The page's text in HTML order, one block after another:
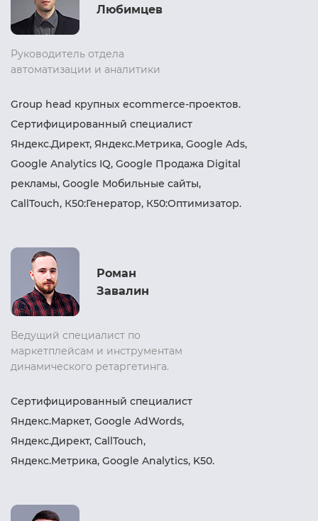
Любимцев
Руководитель отдела
автоматизации и аналитики
Group head крупных ecommerce-проектов.
Сертифицированный специалист
Яндекс.Директ, Яндекс.Метрика, Google Ads,
Google Analytics IQ, Google Продажа Digital
рекламы, Google Мобильные сайты,
CallTouch, К50:Генератор, К50:Оптимизатор.
Роман
Завалин
Ведущий специалист по
маркетплейсам и инструментам
динамического ретаргетинга.
Сертифицированный специалист
Яндекс.Маркет, Google AdWords,
Яндекс.Директ, CallTouch,
Яндекс.Метрика, Google Analytics, K50.